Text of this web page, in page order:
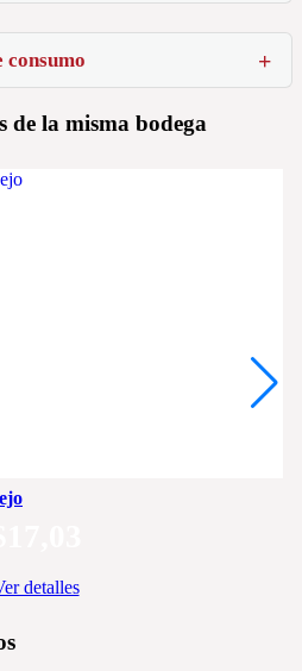
consumo
la misma bodega
detalles